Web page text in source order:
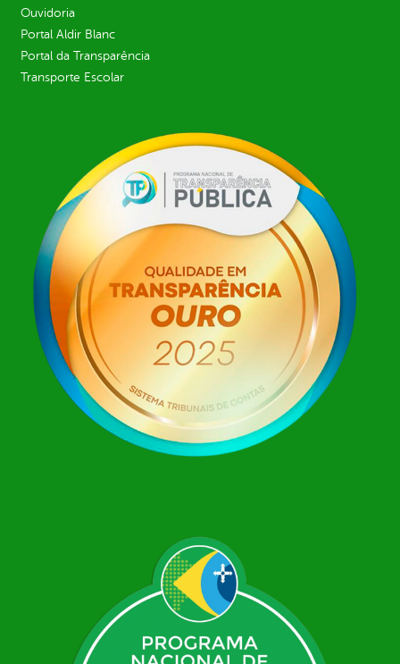
Ouvidoria
Portal Aldir Blanc
Portal da Transparência
Transporte Escolar